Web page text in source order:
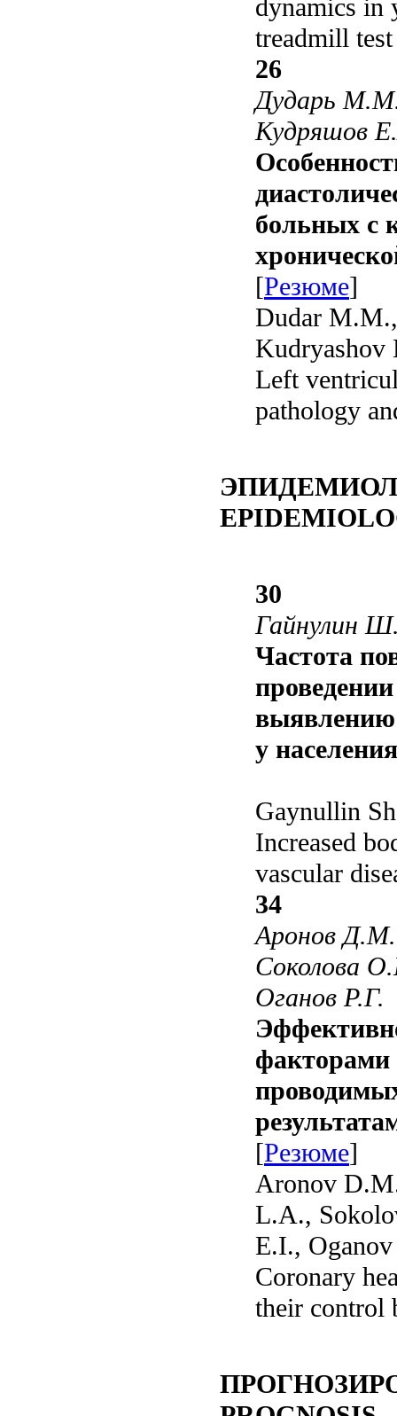
dynamics in
treadmill test
26
Дударь
Кудряшов
больных с
[Резюме]
Dudar
Kudryashov
Left
pathology
30
Гайнулин
Частота
выявлению
у
Gaynullin
Increased
vascular
34
Аронов
Соколова
Оганов Р.Г.
[Резюме]
Aronov
L.A.,
E.I.,
Coronary
their control